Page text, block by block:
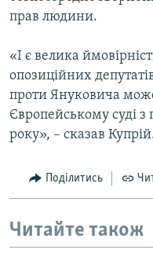
прав людини.
«І є велика
опозиційних
проти Януковича
Європейському суді
року», – сказав
Поділитись
Читайте також